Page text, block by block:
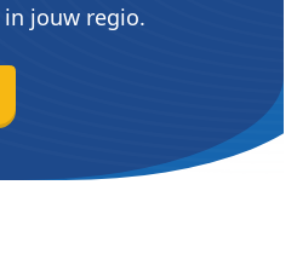
jouw regio.